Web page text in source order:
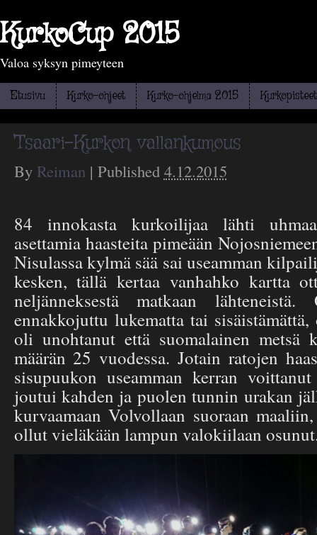
KurkoCup 2015
Valoa syksyn pimeyteen
Etusivu Kurko-ohjeet Kurko-ohjelma 2015 Kurkopisteet
Tsaari-Kurkon vallankumous
By Reiman | Published 4.12.2015
84 innokasta kurkoilijaa lähti
asettamia haasteita pimeään
Nisulassa kylmä sää sai useamman
kesken, tällä kertaa vanhahko kartta
neljänneksestä matkaan
ennakkojuttu lukematta tai
oli unohtanut että suomalainen metsä
määrän 25 vuodessa. Jotain ratojen
sisupuukon useamman kerran
joutui kahden ja puolen tunnin urakan
kurvaamaan Volvollaan suoraan
ollut vieläkään lampun valokiilaan